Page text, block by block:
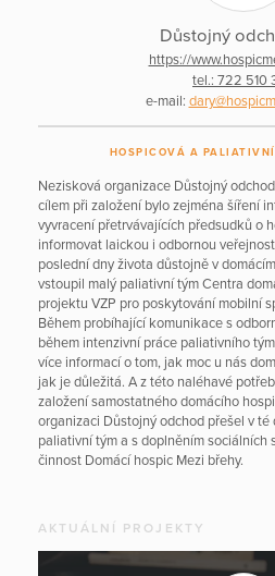
Důstojný
https://
tel.: 722 510
e-mail:
HOSPICOVÁ A
Nezisková organizace Důstojný
cílem při založení bylo zejména šíření
vyvracení přetrvávajících předsudků o
informovat laickou i odbornou
poslední dny života důstojně v
vstoupil malý paliativní tým Centra
projektu VZP pro poskytování mobilní
Během probíhající komunikace s
během intenzivní práce paliativního
více informací o tom, jak moc u nás
jak je důležitá. A z této naléhavé
založení samostatného domácího
organizaci Důstojný odchod přešel v
paliativní tým a s doplněním sociálních
činnost Domácí hospic Mezi břehy.
AKTUÁLNÍ PROJEKTY